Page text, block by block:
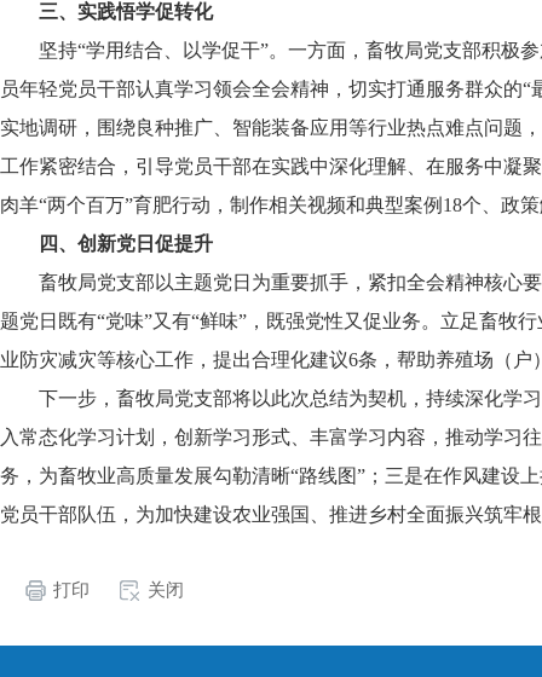
三、实践悟学促转化
坚持“学用结合、以学促干”。一方面，畜牧局党支部积极
员年轻党员干部认真学习领会全会精神，切实打通服务群众的
实地调研，围绕良种推广、智能装备应用等行业热点难点问题
工作紧密结合，引导党员干部在实践中深化理解、在服务中凝
肉羊“两个百万”育肥行动，制作相关视频和典型案例18个、政
四、创新党日促提升
畜牧局党支部以主题党日为重要抓手，紧扣全会精神核心
题党日既有“党味”又有“鲜味”，既强党性又促业务。立足畜牧
业防灾减灾等核心工作，提出合理化建议6条，帮助养殖场（
下一步，畜牧局党支部将以此次总结为契机，持续深化学
入常态化学习计划，创新学习形式、丰富学习内容，推动学习
务，为畜牧业高质量发展勾勒清晰“路线图”；三是在作风建设
党员干部队伍，为加快建设农业强国、推进乡村全面振兴筑牢
打印 关闭